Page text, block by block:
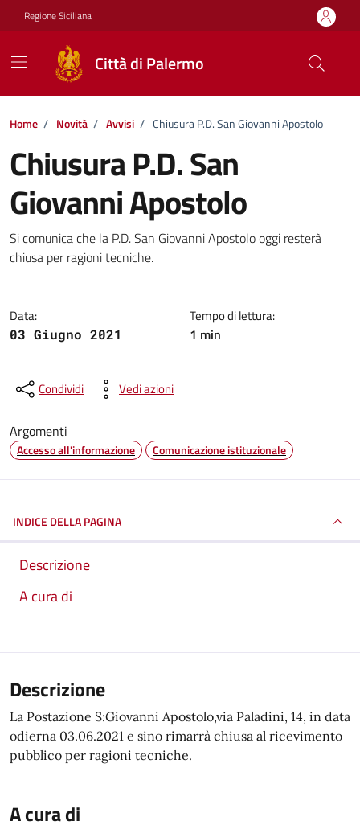
Vai ai contenuti
Vai al footer
Regione Siciliana
Città di Palermo
Home / Novità / Avvisi / Chiusura P.D. San Giovanni Apostolo
Chiusura P.D. San
Giovanni Apostolo
Dettagli della notizia
Si comunica che la P.D. San Giovanni Apostolo oggi resterà
chiusa per ragioni tecniche.
Data:
03 Giugno 2021
Tempo di lettura:
1 min
Condividi Vedi azioni
Argomenti
Accesso all'informazione Comunicazione istituzionale
INDICE DELLA PAGINA
Descrizione
A cura di
Descrizione
La Postazione S:Giovanni Apostolo,via Paladini, 14, in data
odierna 03.06.2021 e sino rimarrà chiusa al ricevimento
pubblico per ragioni tecniche.
A cura di